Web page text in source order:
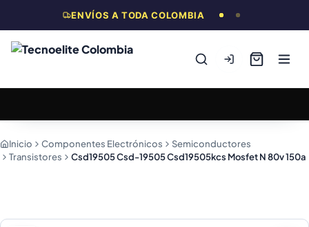
ENVÍOS A TODA COLOMBIA
Inicio Componentes Electrónicos
Semiconductores
Transistores
Csd19505 Csd-19505 Csd19505kcs Mosfet N 80v 150a